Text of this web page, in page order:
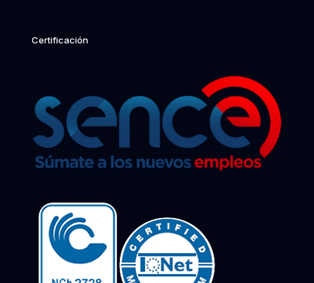
Certificación